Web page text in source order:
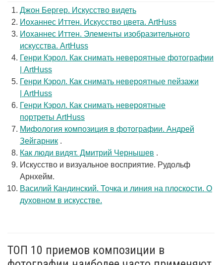
Джон Бергер. Искусство видеть
Иоханнес Иттен. Искусство цвета. ArtHuss
Иоханнес Иттен. Элементы изобразительного
искусства. ArtHuss
Генри Кэрол. Как снимать невероятные фотографии
| ArtHuss
Генри Кэрол. Как снимать невероятные пейзажи
| ArtHuss
Генри Кэрол. Как снимать невероятные
портреты ArtHuss
Мифология композиция в фотографии. Андрей
Зейгарник .
Как люди видят. Дмитрий Чернышев .
Искусство и визуальное восприятие. Рудольф
Арнхейм.
Василий Кандинский. Точка и линия на плоскости. О
духовном в искусстве.
ТОП 10 приемов композиции в